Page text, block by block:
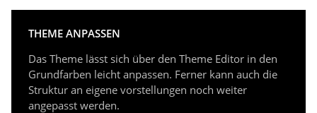
THEME ANPASSEN
Das Theme lässt sich über den Theme Editor in den
Grundfarben leicht anpassen. Ferner kann auch die
Struktur an eigene vorstellungen noch weiter
angepasst werden.